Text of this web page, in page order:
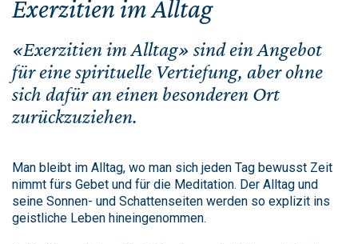
Exerzitien im Alltag
«Exerzitien im Alltag» sind ein Angebot
für eine spirituelle Vertiefung, aber ohne
sich dafür an einen besonderen Ort
zurückzuziehen.
Man bleibt im Alltag, wo man sich jeden Tag bewusst Zeit
nimmt fürs Gebet und für die Meditation. Der Alltag und
seine Sonnen- und Schattenseiten werden so explizit ins
geistliche Leben hineingenommen.